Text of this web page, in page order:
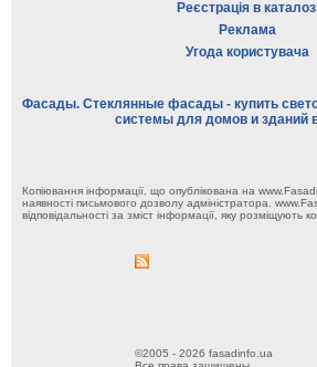
Реєстрація в
Реклама
Угода користувача
Фасады. Стеклянные фасады - купить
системы для домов и зданий
Копіювання інформації, що опублікована на
наявності письмового дозволу адміністратора.
відповідальності за зміст інформації, яку розміщують
©2005 - 2026 fasadinfo.ua